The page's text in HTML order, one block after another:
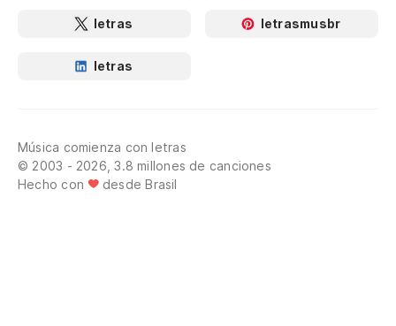
letras letrasmusbr
letras
Música comienza con letras
© 2003 - 2026, 3.8 millones de canciones
Hecho con
desde Brasil